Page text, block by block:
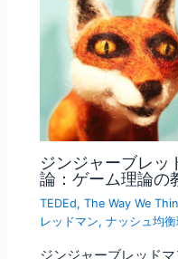
ジンジャーブレッ
論：ゲーム理論の
TEDEd,The Way We
レッドマン,ナッシュ均
ジンジャーブレッド